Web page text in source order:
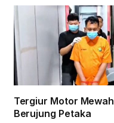
Tergiur Motor Mewah
Berujung Petaka